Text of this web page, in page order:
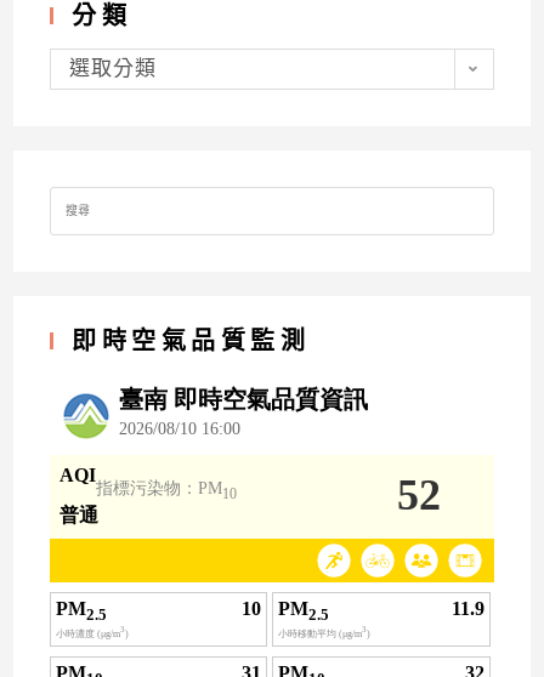
分類
分
類選取分類
Search
for:
即時空氣品質監測